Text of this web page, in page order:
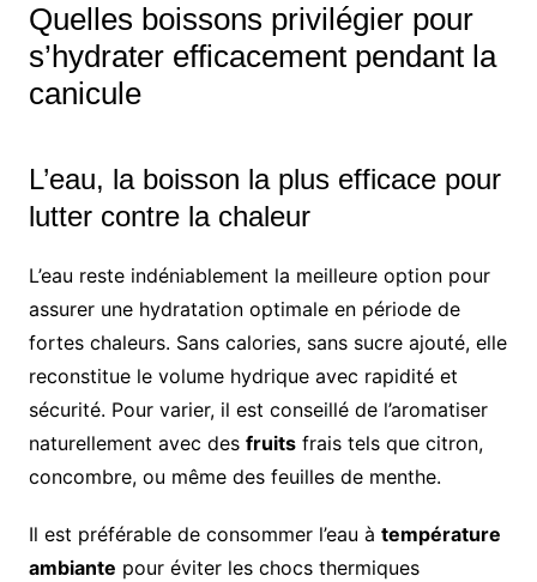
Quelles boissons privilégier pour
s’hydrater efficacement pendant la
canicule
L’eau, la boisson la plus efficace pour
lutter contre la chaleur
L’eau reste indéniablement la meilleure option pour
assurer une hydratation optimale en période de
fortes chaleurs. Sans calories, sans sucre ajouté, elle
reconstitue le volume hydrique avec rapidité et
sécurité. Pour varier, il est conseillé de l’aromatiser
naturellement avec des fruitsfrais tels que citron,
concombre, ou même des feuilles de menthe.
Il est préférable de consommer l’eau à température
ambiante pour éviter les chocs thermiques